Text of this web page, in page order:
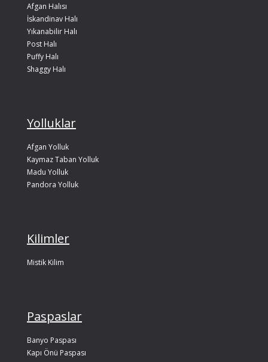
Afgan Halısı
İskandinav Halı
Yıkanabilir Halı
Post Halı
Puffy Halı
Shaggy Halı
Yolluklar
Afgan Yolluk
Kaymaz Taban Yolluk
Madu Yolluk
Pandora Yolluk
Kilimler
Mistik Kilim
Paspaslar
Banyo Paspası
Kapı Önü Paspası